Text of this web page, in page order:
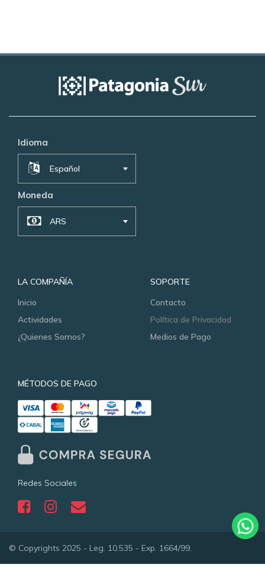
Idioma
Español
Moneda
ARS
LA COMPAÑÍA
Inicio
Actividades
¿Quienes Somos?
SOPORTE
Contacto
Política de Privacidad
Medios de Pago
MÉTODOS DE PAGO
Redes Sociales
© Copyrights 2025 - Leg. 10.535 - Exp. 1664/99.